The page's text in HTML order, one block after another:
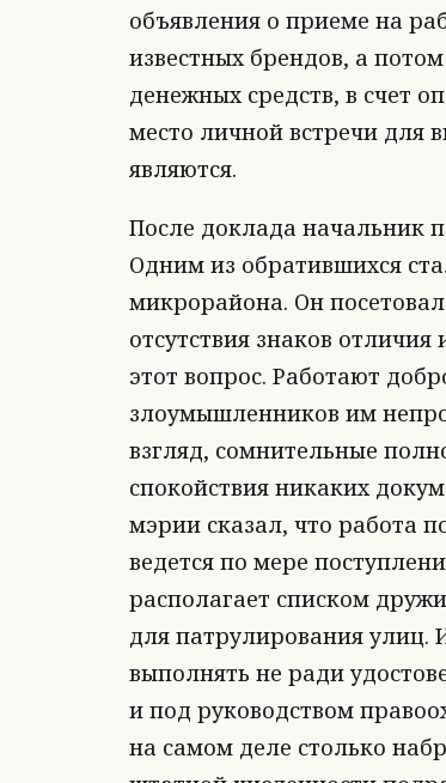
объявления о приеме на
известных брендов, а
денежных средств, в счет
место личной встречи для
являются.
После доклада начальник
Одним из обратившихся
микрорайона. Он
отсутствия знаков
этот вопрос. Работают
злоумышленников им
взгляд, сомнительные
спокойствия никаких
мэрии сказал, что работа
ведется по мере
располагает списком
для патрулирования
выполнять не ради
и под руководством
на самом деле столько